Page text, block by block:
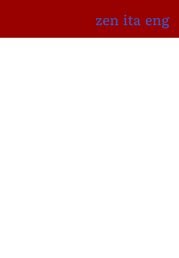
zen ita eng